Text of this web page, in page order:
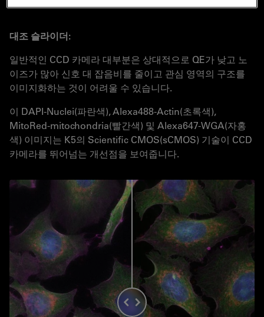
대조 슬라이더:
일반적인 CCD 카메라 대부분은 상대적으로 QE가 낮고 노
이즈가 많아 신호 대 잡음비를 줄이고 관심 영역의 구조를
이미지화하는 것이 어려울 수 있습니다.
이 DAPI-Nuclei(파란색), Alexa488-Actin(초록색),
MitoRed-mitochondria(빨간색) 및 Alexa647-WGA(자홍
색) 이미지는 K5의 Scientific CMOS(sCMOS) 기술이 CCD
카메라를 뛰어넘는 개선점을 보여줍니다.